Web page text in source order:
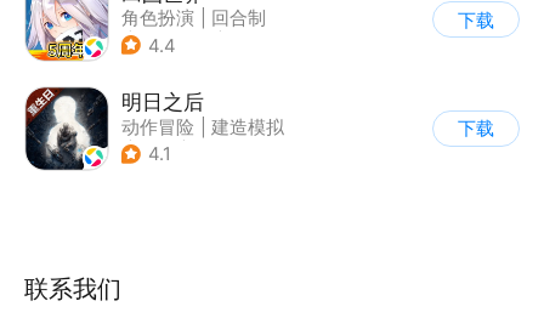
角色扮演
回合制
| 动漫改编
4.4
下载
明日之后
动作冒险
建造模拟
| 丧尸
4.1
下载
联系我们